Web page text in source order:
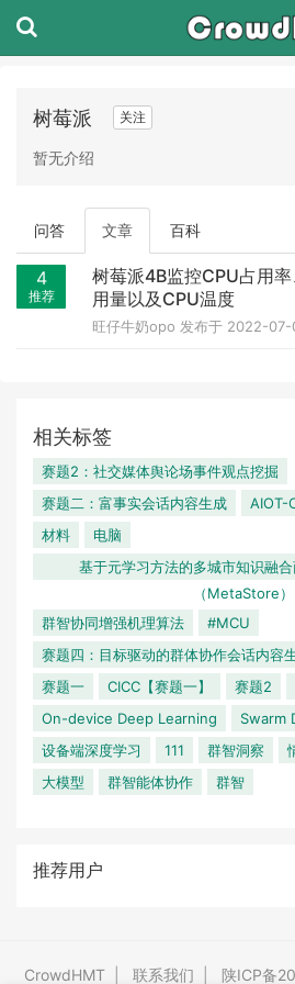
树莓派 关注
暂无介绍
问答 文章 百科
4
推荐
树莓派4B监控CPU占用
用量以及CPU温度
旺仔牛奶opo 发布于 2022-07-
相关标签
赛题2：社交媒体舆论场事件观点挖掘
赛题二：富事实会话内容生成
AIOT-
材料
电脑
基于元学习方法的多城市知识融
（MetaStore）
群智协同增强机理算法
#MCU
赛题四：目标驱动的群体协作会话内容
赛题一
CICC【赛题一】 赛题2
On-device Deep Learning
Swarm
设备端深度学习
111 群智洞察
大模型
群智能体协作 群智
推荐用户
CrowdHMT 联系我们 陕ICP备